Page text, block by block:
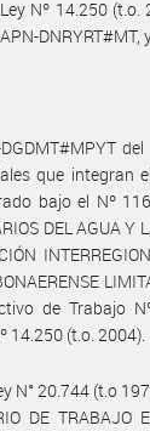
Nº 14.250
DNRYRT#MT,
que integran
bajo el Nº
DEL AGUA Y
de Trabajo
14.250 (t.o. 2004).
N° 20.744 (t.o
DE TRABAJO